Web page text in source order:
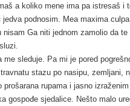
a koliko mene ima pa istresaš i
podnosim. Mea maxima
nisam Ga niti jednom zamolio da
sleduje. Pa mi je pored
stazu po nasipu, zemljani,
rupama i jasno
gospođe sjedalice. Nešto malo